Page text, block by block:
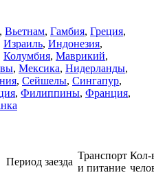
, Вьетнам, Гамбия, Греция,
Израиль, Индонезия,
Колумбия, Маврикий,
, Мексика, Нидерланды,
, Сейшелы, Сингапур,
, Филиппины, Франция,
Период заезда
Транспорт
и питание
Кол-